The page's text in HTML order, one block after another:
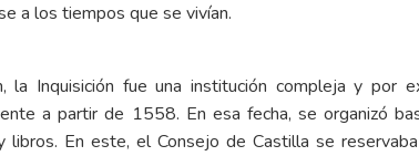
a los tiempos que se vivían.
la Inquisición fue una institución compleja y por
a partir de 1558. En esa fecha, se organizó
libros. En este, el Consejo de Castilla se